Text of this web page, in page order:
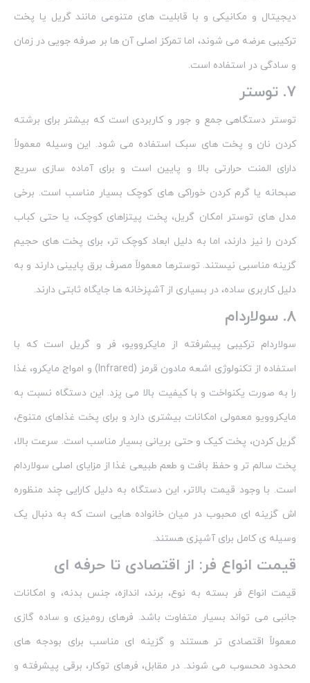
دیجیتال و مکانیکی و با قابلیت‌ های متنوعی مانند گریل یا پخت
ترکیبی عرضه می‌ شوند، اما تمرکز اصلی آن‌ ها بر صرفه‌ جویی در زمان
و سادگی در استفاده است.
7. توستر
توستر دستگاهی جمع‌ و جور و کاربردی است که بیشتر برای برشته‌
کردن نان و پخت‌ های سبک استفاده می‌ شود. این وسیله معمولاً
دارای المنت حرارتی بالا و پایین است و برای آماده‌ سازی سریع
صبحانه یا گرم‌ کردن خوراکی‌ های کوچک بسیار مناسب است. برخی
مدل‌ های توستر امکان گریل، پخت پیتزاهای کوچک، یا حتی کباب‌
کردن را نیز دارند، اما به دلیل ابعاد کوچک‌ تر، برای پخت‌ های حجیم
گزینه مناسبی نیستند. توسترها معمولاً مصرف برق پایینی دارند و به
دلیل کاربری ساده، در بسیاری از آشپزخانه‌ ها جایگاه ثابتی دارند.
8. سولاردام
سولاردام ترکیبی پیشرفته از مایکروویو، فر و گریل است که با
استفاده از تکنولوژی اشعه مادون قرمز (Infrared) و امواج مایکرو، غذا
را به‌ صورت یکنواخت و با کیفیت بالا می‌ پزد. این دستگاه نسبت به
مایکروویو معمولی امکانات بیشتری دارد و برای پخت غذاهای متنوع،
گریل‌ کردن، پخت کیک و حتی بریانی بسیار مناسب است. سرعت بالا،
پخت سالم‌ تر و حفظ بافت و طعم طبیعی غذا از مزایای اصلی سولاردام
است. با وجود قیمت بالاتر، این دستگاه به دلیل کارایی چند منظوره‌
اش گزینه‌ ای محبوب در میان خانواده‌ هایی است که به دنبال یک
وسیله‌ ی کامل برای آشپزی هستند.
قیمت انواع فر: از اقتصادی تا حرفه‌ ای
قیمت انواع فر بسته به نوع، برند، اندازه، جنس بدنه، و امکانات
جانبی می‌ تواند بسیار متفاوت باشد. فرهای رومیزی و ساده گازی
معمولاً اقتصادی‌ تر هستند و گزینه‌ ای مناسب برای بودجه‌ های
محدود محسوب می‌ شوند. در مقابل، فرهای توکار، برقی پیشرفته و